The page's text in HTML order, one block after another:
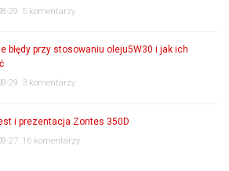
29 5 komentarzy
błędy przy stosowaniu oleju5W30 i jak ich
29 3 komentarzy
i prezentacja Zontes 350D
27 16 komentarzy